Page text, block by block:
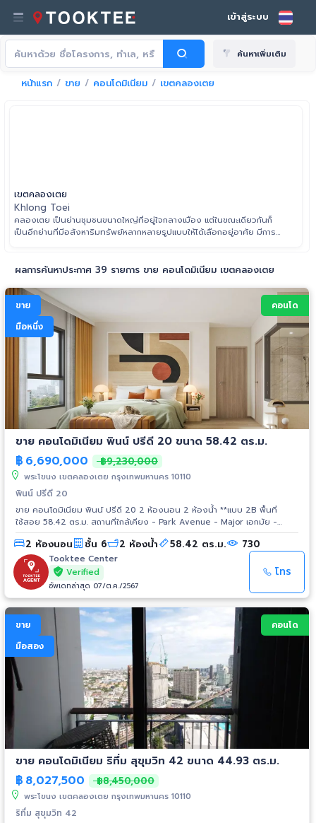
เข้าสู่ระบบ
ค้นหาเพิ่มเติม
หน้าแรก ขาย คอนโดมิเนียม เขตคลองเตย
เขตคลองเตย
Khlong Toei
คลองเตย เป็นย่านชุมชนขนาดใหญ่ที่อยู่ใจกลางเมือง แต่ในขณะเดียวกันก็
เป็นอีกย่านที่มีอสังหาริมทรัพย์หลากหลายรูปแบบให้ได้เลือกอยู่อาศัย มีการก
ผลการค้นหาประกาศ 39 รายการ ขาย คอนโดมิเนียม เขตคลองเตย
ขาย
มือหนึ่ง
คอนโด
ขาย คอนโดมิเนียม พินน์ ปรีดี 20 ขนาด 58.42 ตร.ม.
฿ 6,690,000 ฿9,230,000
พระโขนง เขตคลองเตย กรุงเทพมหานคร 10110
พินน์ ปรีดี 20
ขาย คอนโดมิเนียม พินน์ ปรีดี 20 2 ห้องนอน 2 ห้องน้ำ **แบบ 2B พื้นที่
ใช้สอย 58.42 ตร.ม. สถานที่ใกล้เคียง - Park Avenue - Major เอกมัย -
Gateway เอกมัย - Century อ่อนนุช - St Andrews Intl School Bangkok
(Primary) - รพ.สัตว์สุขุมวิท (ซ.ปรีดี 24)
2 ห้องนอน ชั้น 6 2 ห้องน้ำ 58.42 ตร.ม. 730
Tooktee Center
Verified
อัพเดทล่าสุด 07/ต.ค./2567
โทร
ขาย
มือสอง
คอนโด
ขาย คอนโดมิเนียม ริทึ่ม สุขุมวิท 42 ขนาด 44.93 ตร.ม.
฿ 8,027,500 ฿8,450,000
พระโขนง เขตคลองเตย กรุงเทพมหานคร 10110
ริทึ่ม สุขุมวิท 42